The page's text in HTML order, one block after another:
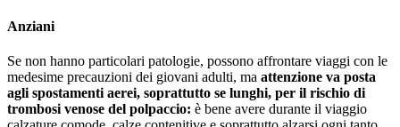
Anziani
Se non hanno particolari patologie, possono affrontare viaggi con le
medesime precauzioni dei giovani adulti, ma attenzione va posta
agli spostamenti aerei, soprattutto se lunghi, per il rischio di
trombosi venose del polpaccio: è bene avere durante il viaggio